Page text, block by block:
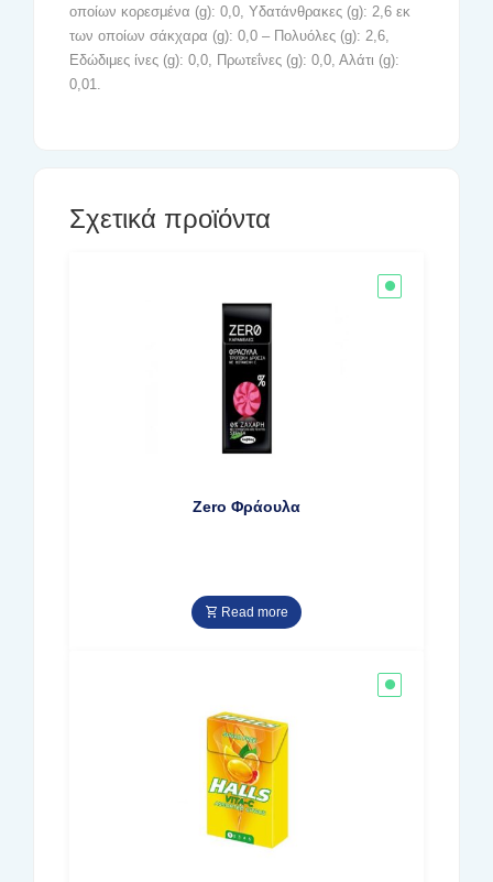
οποίων κορεσμένα (g): 0,0, Υδατάνθρακες (g): 2,6 εκ
των οποίων σάκχαρα (g): 0,0 – Πολυόλες (g): 2,6,
Εδώδιμες ίνες (g): 0,0, Πρωτεΐνες (g): 0,0, Αλάτι (g):
0,01.
Σχετικά προϊόντα
Zero Φράουλα
Read more